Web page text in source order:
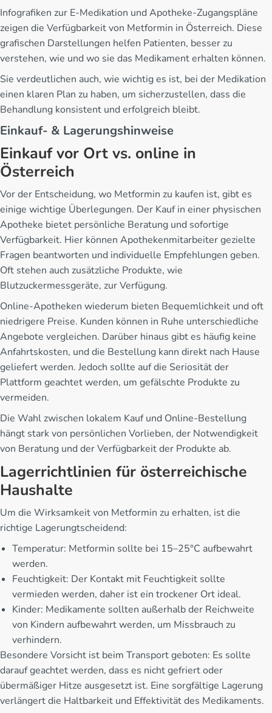
Infografiken zur E-Medikation und Apotheke-Zugangspläne
zeigen die Verfügbarkeit von Metformin in Österreich. Diese
grafischen Darstellungen helfen Patienten, besser zu
verstehen, wie und wo sie das Medikament erhalten können.
Sie verdeutlichen auch, wie wichtig es ist, bei der Medikation
einen klaren Plan zu haben, um sicherzustellen, dass die
Behandlung konsistent und erfolgreich bleibt.
Einkauf- & Lagerungshinweise
Einkauf vor Ort vs. online in
Österreich
Vor der Entscheidung, wo Metformin zu kaufen ist, gibt es
einige wichtige Überlegungen. Der Kauf in einer physischen
Apotheke bietet persönliche Beratung und sofortige
Verfügbarkeit. Hier können Apothekenmitarbeiter gezielte
Fragen beantworten und individuelle Empfehlungen geben.
Oft stehen auch zusätzliche Produkte, wie
Blutzuckermessgeräte, zur Verfügung.
Online-Apotheken wiederum bieten Bequemlichkeit und oft
niedrigere Preise. Kunden können in Ruhe unterschiedliche
Angebote vergleichen. Darüber hinaus gibt es häufig keine
Anfahrtskosten, und die Bestellung kann direkt nach Hause
geliefert werden. Jedoch sollte auf die Seriosität der
Plattform geachtet werden, um gefälschte Produkte zu
vermeiden.
Die Wahl zwischen lokalem Kauf und Online-Bestellung
hängt stark von persönlichen Vorlieben, der Notwendigkeit
von Beratung und der Verfügbarkeit der Produkte ab.
Lagerrichtlinien für österreichische
Haushalte
Um die Wirksamkeit von Metformin zu erhalten, ist die
richtige Lagerungtscheidend:
Temperatur: Metformin sollte bei 15–25°C aufbewahrt
werden.
Feuchtigkeit: Der Kontakt mit Feuchtigkeit sollte
vermieden werden, daher ist ein trockener Ort ideal.
Kinder: Medikamente sollten außerhalb der Reichweite
von Kindern aufbewahrt werden, um Missbrauch zu
verhindern.
Besondere Vorsicht ist beim Transport geboten: Es sollte
darauf geachtet werden, dass es nicht gefriert oder
übermäßiger Hitze ausgesetzt ist. Eine sorgfältige Lagerung
verlängert die Haltbarkeit und Effektivität des Medikaments.